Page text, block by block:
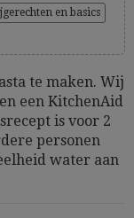
en basics
te maken. Wij
een KitchenAid
is voor 2
personen
water aan